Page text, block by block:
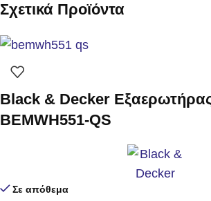
Σχετικά Προϊόντα
Black & Decker
BEMWH551-QS
Σε απόθεμα